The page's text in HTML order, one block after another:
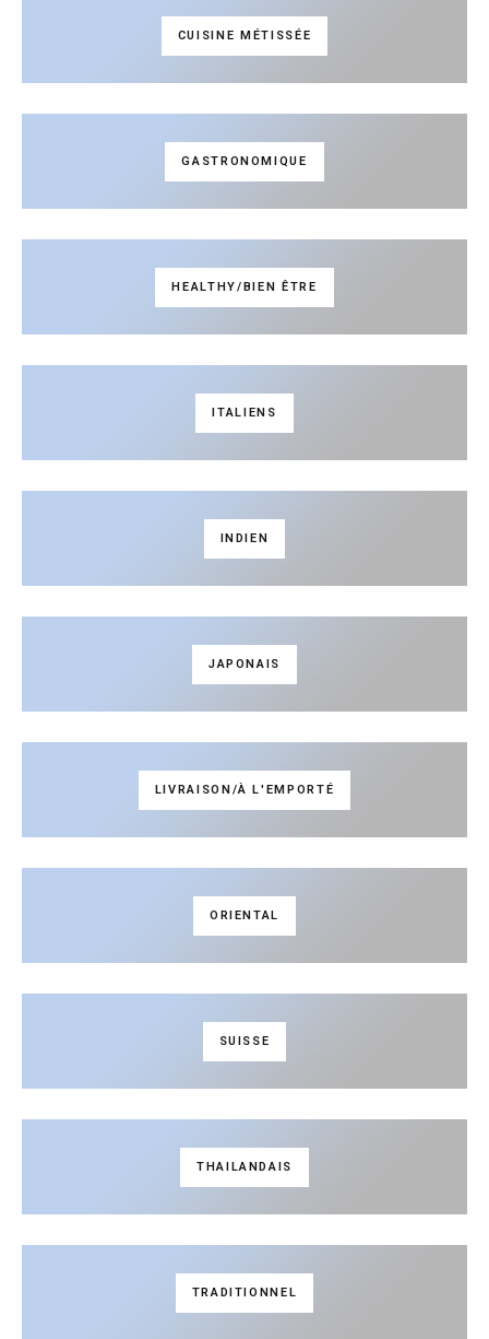
CUISINE MÉTISSÉE
GASTRONOMIQUE
HEALTHY/BIEN ÊTRE
ITALIENS
INDIEN
JAPONAIS
LIVRAISON/À L'EMPORTÉ
ORIENTAL
SUISSE
THAILANDAIS
TRADITIONNEL